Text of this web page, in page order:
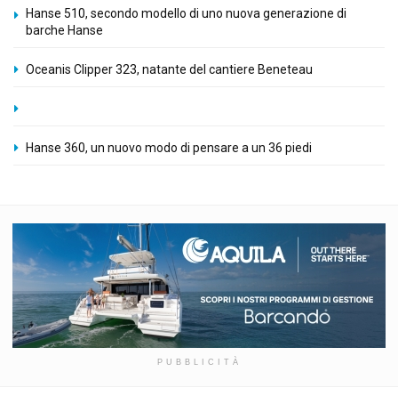
Hanse 510, secondo modello di uno nuova generazione di
barche Hanse
Oceanis Clipper 323, natante del cantiere Beneteau
Hanse 360, un nuovo modo di pensare a un 36 piedi
PUBBLICITÀ